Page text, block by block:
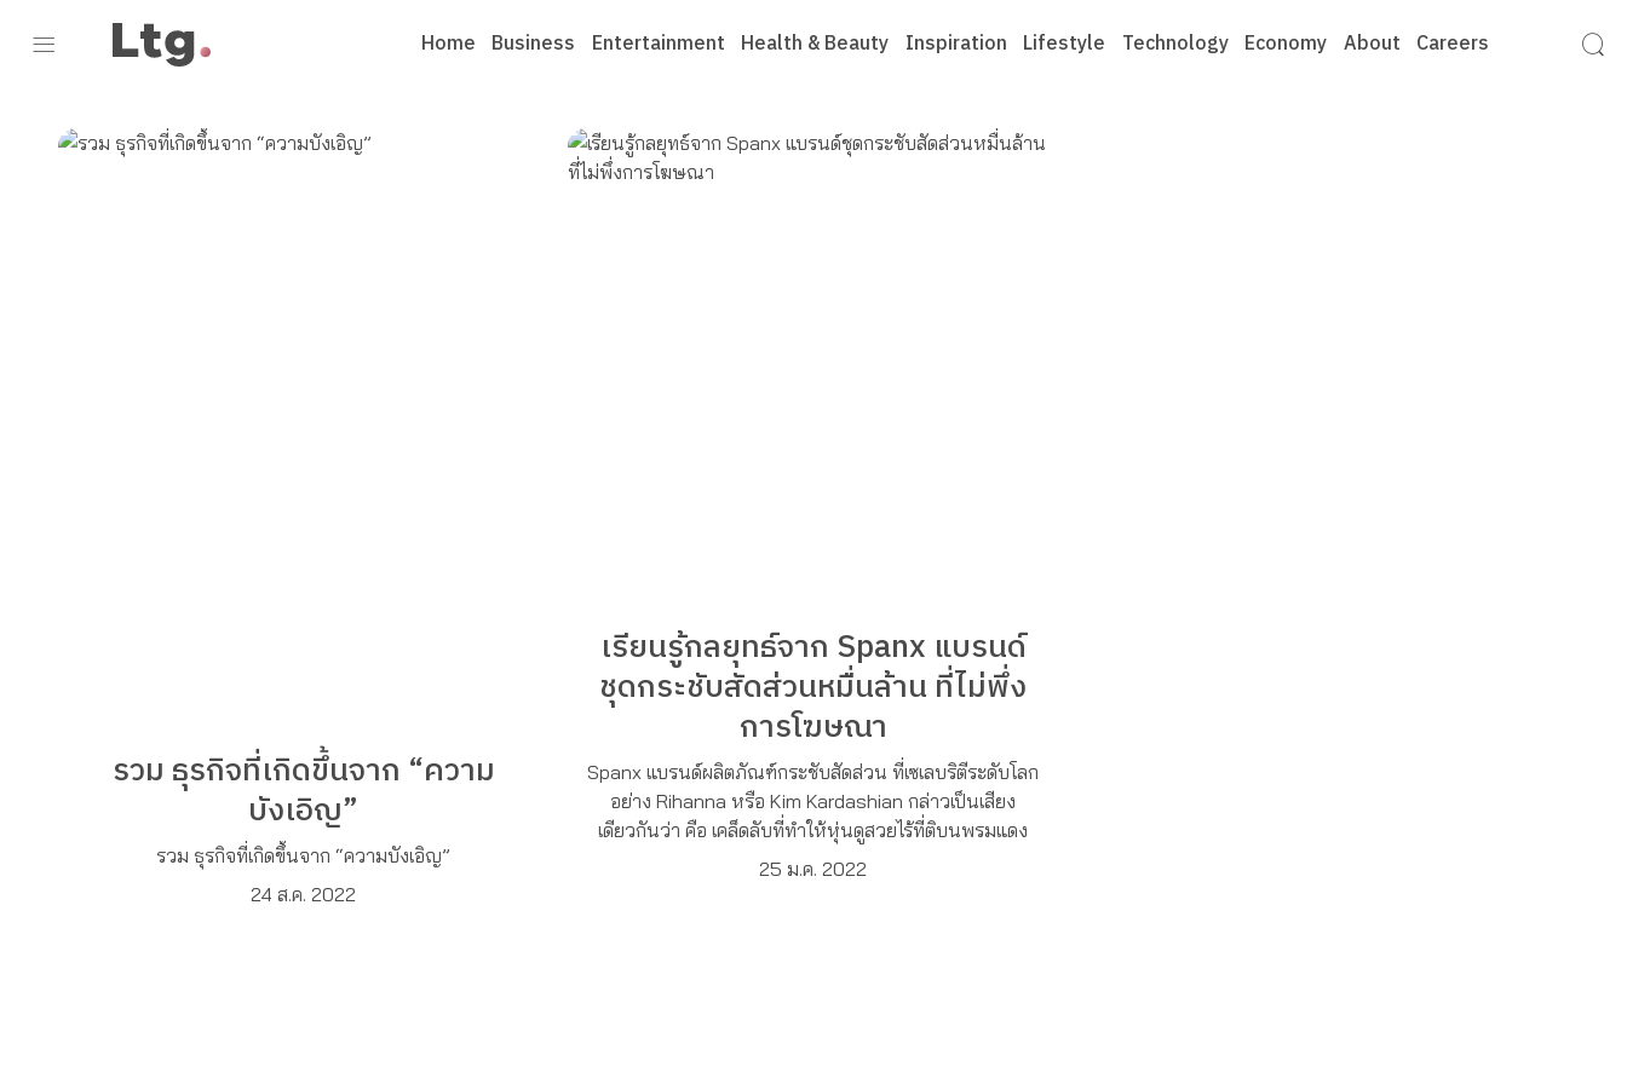
Home Business Entertainment Health & Beauty Inspiration Lifestyle Technology Economy About Careers
รวม ธุรกิจที่เกิดขึ้นจาก “ความ
บังเอิญ”
รวม ธุรกิจที่เกิดขึ้นจาก “ความบังเอิญ”
24 ส.ค. 2022
เรียนรู้กลยุทธ์จาก Spanx แบรนด์
ชุดกระชับสัดส่วนหมื่นล้าน ที่ไม่พึ่ง
การโฆษณา
Spanx แบรนด์ผลิตภัณฑ์กระชับสัดส่วน ที่เซเลบริตีระดับโลก
อย่าง Rihanna หรือ Kim Kardashian กล่าวเป็นเสียง
เดียวกันว่า คือ เคล็ดลับที่ทำให้หุ่นดูสวยไร้ที่ติบนพรมแดง
25 ม.ค. 2022